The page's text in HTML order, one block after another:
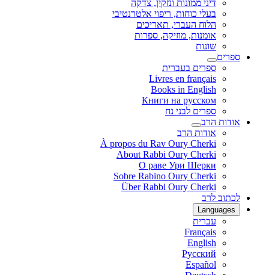
דיני ממונות ונזקין, צדקה
בעלי כוחות, ריפוי אלטרנטיבי
הלוח העברי, תאריכים
אומנות, מוזיקה, ספרות
שונות
ספרים
ספרים בעברית
Livres en français
Books in English
Книги на русском
ספרים לבני נח
אודות הרב
אודות הרב
À propos du Rav Oury Cherki
About Rabbi Oury Cherki
О раве Ури Шерки
Sobre Rabino Oury Cherki
Über Rabbi Oury Cherki
לכתוב לרב
Languages
עברית
Français
English
Русский
Español